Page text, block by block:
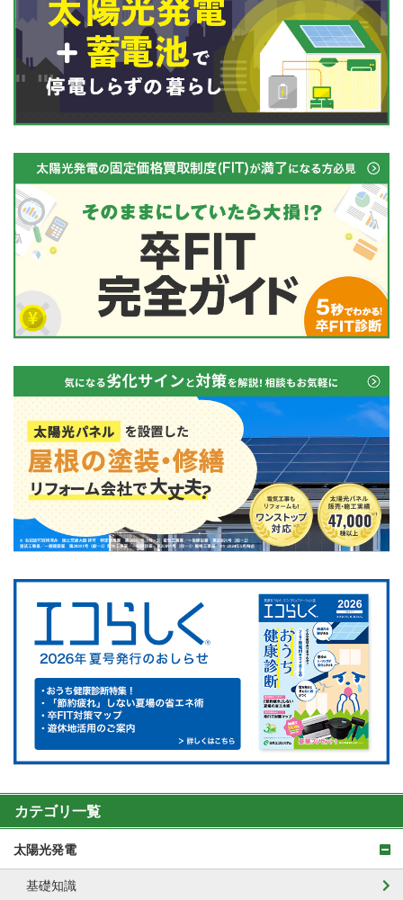
カテゴリ一覧
太陽光発電
基礎知識